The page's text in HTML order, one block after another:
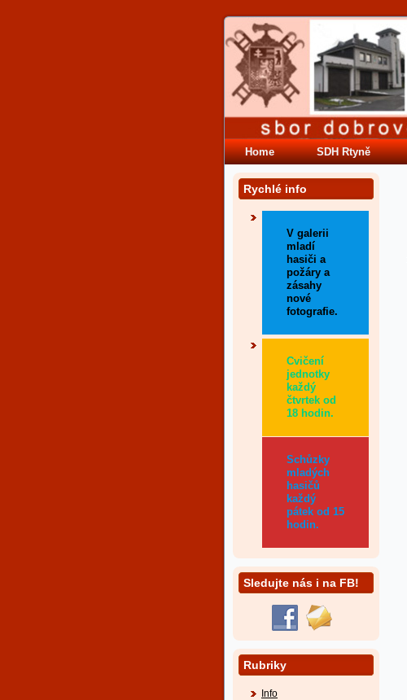
Home SDH Rtyně
Rychlé info
V galerii
mladí
hasiči a
požáry a
zásahy
nové
fotografie.
Cvičení
jednotky
každý
čtvrtek od
18 hodin.
Schůzky
mladých
hasičů
každý
pátek od 15
hodin.
Sledujte nás i na FB!
Rubriky
Info